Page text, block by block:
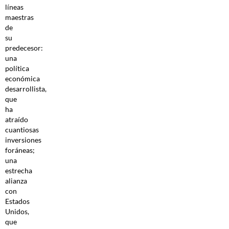
líneas
maestras
de
su
predecesor:
una
política
económica
desarrollista,
que
ha
atraído
cuantiosas
inversiones
foráneas;
una
estrecha
alianza
con
Estados
Unidos,
que